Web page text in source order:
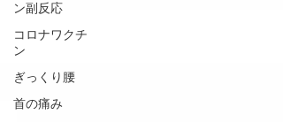
ン副反応
コロナワクチ
ン
ぎっくり腰
首の痛み